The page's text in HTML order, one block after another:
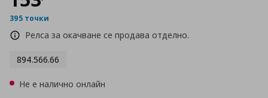
395 точки
Релса за окачване се продава отделно.
894.566.66
Не е налично онлайн